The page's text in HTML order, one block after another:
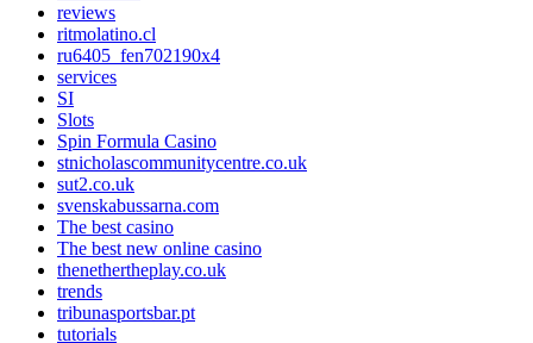
reviews
ritmolatino.cl
ru6405_fen702190x4
services
SI
Slots
Spin Formula Casino
stnicholascommunitycentre.co.uk
sut2.co.uk
svenskabussarna.com
The best casino
The best new online casino
thenethertheplay.co.uk
trends
tribunasportsbar.pt
tutorials